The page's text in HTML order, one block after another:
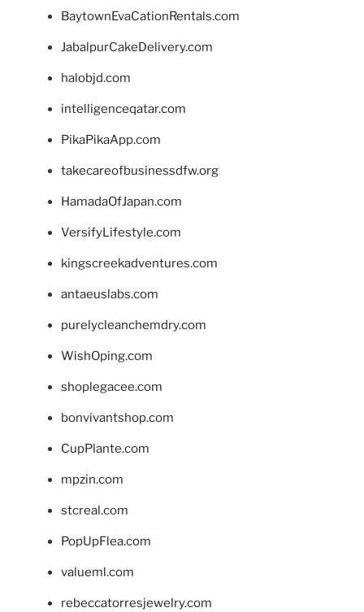
BaytownEvaCationRentals.com
JabalpurCakeDelivery.com
halobjd.com
intelligenceqatar.com
PikaPikaApp.com
takecareofbusinessdfw.org
HamadaOfJapan.com
VersifyLifestyle.com
kingscreekadventures.com
antaeuslabs.com
purelycleanchemdry.com
WishOping.com
shoplegacee.com
bonvivantshop.com
CupPlante.com
mpzin.com
stcreal.com
PopUpFlea.com
valueml.com
rebeccatorresjewelry.com